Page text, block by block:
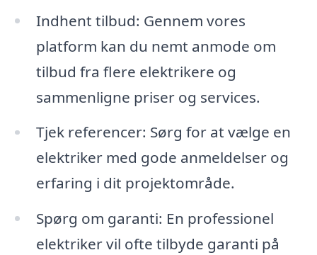
Indhent tilbud: Gennem vores
platform kan du nemt anmode om
tilbud fra flere elektrikere og
sammenligne priser og services.
Tjek referencer: Sørg for at vælge en
elektriker med gode anmeldelser og
erfaring i dit projektområde.
Spørg om garanti: En professionel
elektriker vil ofte tilbyde garanti på